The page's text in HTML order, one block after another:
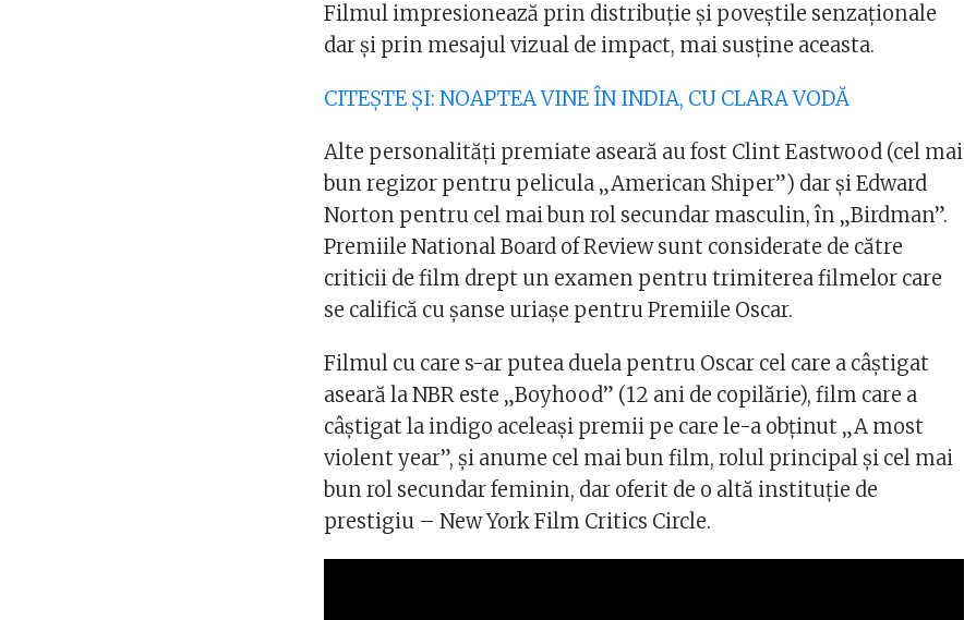
Filmul impresionează prin distribuție și poveștile senzaționale
dar și prin mesajul vizual de impact, mai susține aceasta.
CITEȘTE ȘI: NOAPTEA VINE ÎN INDIA, CU CLARA VODĂ
Alte personalități premiate aseară au fost Clint Eastwood (cel mai
bun regizor pentru pelicula „American Shiper”) dar și Edward
Norton pentru cel mai bun rol secundar masculin, în „Birdman”.
Premiile National Board of Review sunt considerate de către
criticii de film drept un examen pentru trimiterea filmelor care
se califică cu șanse uriașe pentru Premiile Oscar.
Filmul cu care s-ar putea duela pentru Oscar cel care a câștigat
aseară la NBR este „Boyhood” (12 ani de copilărie), film care a
câștigat la indigo aceleași premii pe care le-a obținut „A most
violent year”, și anume cel mai bun film, rolul principal și cel mai
bun rol secundar feminin, dar oferit de o altă instituție de
prestigiu – New York Film Critics Circle.